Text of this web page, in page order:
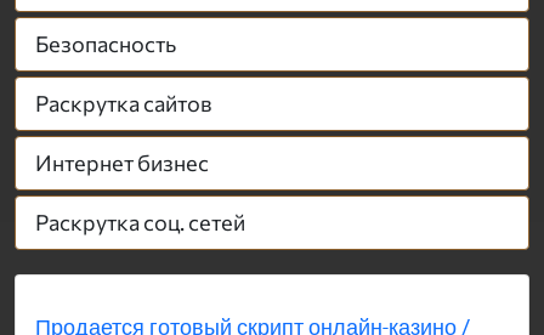
Безопасность
Раскрутка сайтов
Интернет бизнес
Раскрутка соц. сетей
Продается готовый скрипт онлайн-казино /